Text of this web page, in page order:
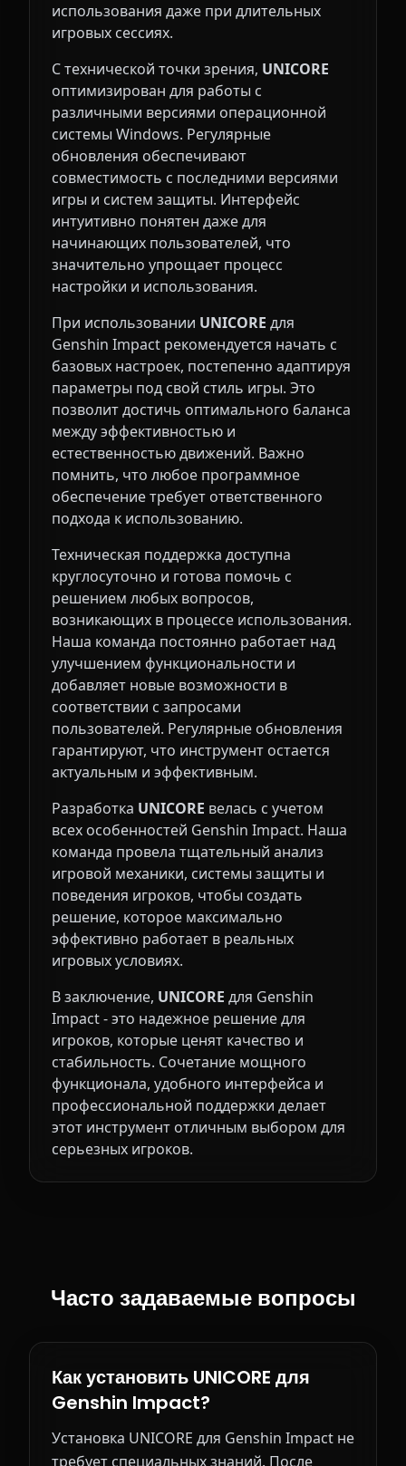
использования даже при длительных
игровых сессиях.
С технической точки зрения, UNICORE
оптимизирован для работы с
различными версиями операционной
системы Windows. Регулярные
обновления обеспечивают
совместимость с последними версиями
игры и систем защиты. Интерфейс
интуитивно понятен даже для
начинающих пользователей, что
значительно упрощает процесс
настройки и использования.
При использовании UNICORE для
Genshin Impact рекомендуется начать с
базовых настроек, постепенно адаптируя
параметры под свой стиль игры. Это
позволит достичь оптимального баланса
между эффективностью и
естественностью движений. Важно
помнить, что любое программное
обеспечение требует ответственного
подхода к использованию.
Техническая поддержка доступна
круглосуточно и готова помочь с
решением любых вопросов,
возникающих в процессе использования.
Наша команда постоянно работает над
улучшением функциональности и
добавляет новые возможности в
соответствии с запросами
пользователей. Регулярные обновления
гарантируют, что инструмент остается
актуальным и эффективным.
Разработка UNICORE велась с учетом
всех особенностей Genshin Impact. Наша
команда провела тщательный анализ
игровой механики, системы защиты и
поведения игроков, чтобы создать
решение, которое максимально
эффективно работает в реальных
игровых условиях.
В заключение, UNICORE для Genshin
Impact - это надежное решение для
игроков, которые ценят качество и
стабильность. Сочетание мощного
функционала, удобного интерфейса и
профессиональной поддержки делает
этот инструмент отличным выбором для
серьезных игроков.
Часто задаваемые вопросы
Как установить UNICORE для
Genshin Impact?
Установка UNICORE для Genshin Impact не
требует специальных знаний. После